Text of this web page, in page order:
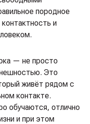
породное
и
— не просто
Это
живёт рядом с
контакте.
обучаются, отлично
и при этом